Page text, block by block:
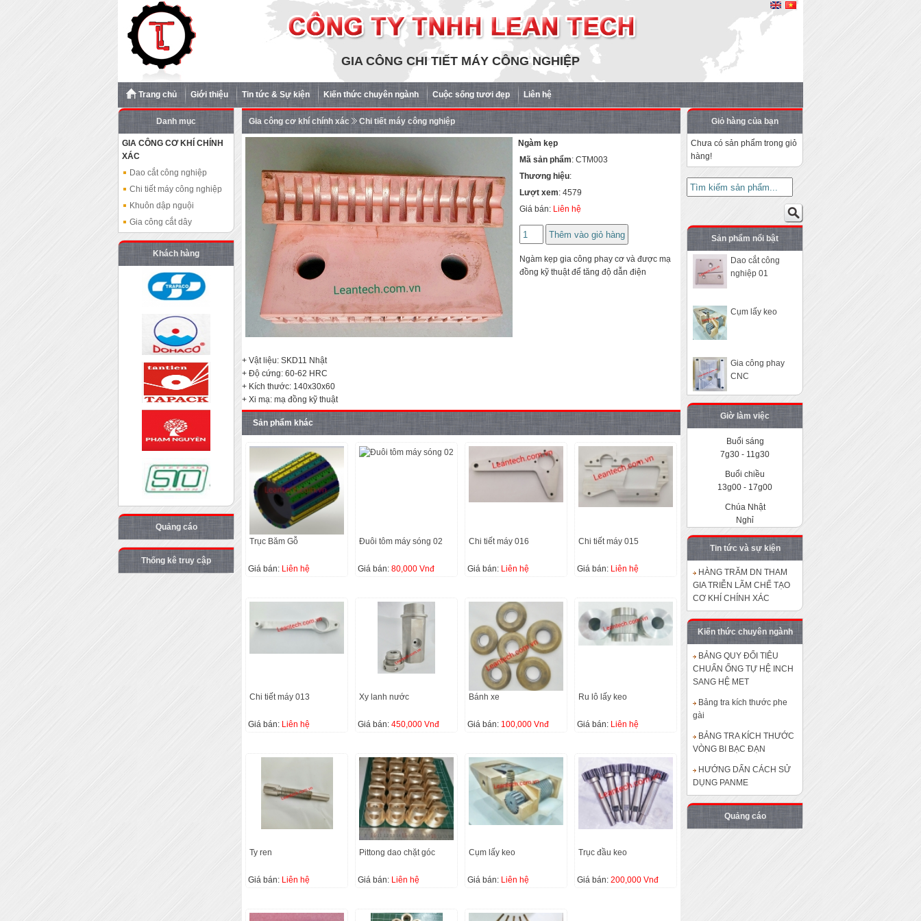
GIA CÔNG CHI TIẾT MÁY CÔNG NGHIỆP
Trang chủ Giới thiệu Tin tức & Sự kiện Kiến thức chuyên ngành Cuộc sống tươi đẹp Liên hệ
Danh mục
GIA CÔNG CƠ KHÍ CHÍNH
XÁC
Dao cắt công nghiệp
Chi tiết máy công nghiệp
Khuôn dập nguội
Gia công cắt dây
Khách hàng
Quảng cáo
Thống kê truy cập
Gia công cơ khí chính xác Chi tiết máy công nghiệp
Ngàm kẹp
Mã sản phẩm: CTM003
Thương hiệu:
Lượt xem: 4579
Giá bán: Liên hệ
Ngàm kẹp gia công phay cơ và được mạ
đồng kỹ thuật để tăng độ dẫn điện
+ Vật liệu: SKD11 Nhật
+ Độ cứng: 60-62 HRC
+ Kích thước: 140x30x60
+ Xi mạ: mạ đồng kỹ thuật
Sản phẩm khác
Trục Băm Gỗ
Giá bán: Liên hệ
Đuôi tôm máy sóng 02
Giá bán: 80,000 Vnđ
Chi tiết máy 016
Giá bán: Liên hệ
Chi tiết máy 015
Giá bán: Liên hệ
Chi tiết máy 013
Giá bán: Liên hệ
Xy lanh nước
Giá bán: 450,000 Vnđ
Bánh xe
Giá bán: 100,000 Vnđ
Ru lô lấy keo
Giá bán: Liên hệ
Ty ren
Giá bán: Liên hệ
Pittong dao chặt góc
Giá bán: Liên hệ
Cụm lấy keo
Giá bán: Liên hệ
Trục đầu keo
Giá bán: 200,000 Vnđ
Giỏ hàng của bạn
Chưa có sản phẩm trong giỏ
hàng!
Sản phẩm nổi bật
Dao cắt công
nghiệp 01
Cụm lấy keo
Gia công phay
CNC
Sản phẩm cắt dây
005
003
Sản phẩm cắt dây
001
Khuôn dập sắt 1
Khuôn gạch gió
khuôn dập cắt kim
loại 3
Giờ làm việc
Buổi sáng
7g30 - 11g30
Buổi chiều
13g00 - 17g00
Chúa Nhật
Nghỉ
Tin tức và sự kiện
HÀNG TRĂM DN THAM
GIA TRIỄN LÃM CHẾ TẠO
CƠ KHÍ CHÍNH XÁC
Kiến thức chuyên ngành
BẢNG QUY ĐỔI TIÊU
CHUẨN ỐNG TỰ HỆ INCH
SANG HỆ MET
Bảng tra kích thước phe
gài
BẢNG TRA KÍCH THƯỚC
VÒNG BI BẠC ĐẠN
HƯỚNG DẨN CÁCH SỬ
DỤNG PANME
Quảng cáo